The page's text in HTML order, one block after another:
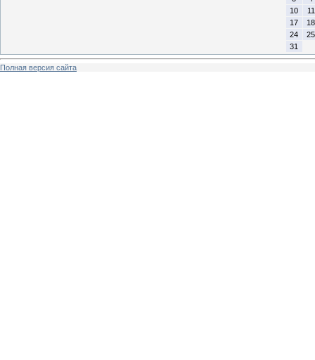
10
11
17
18
24
25
31
Полная версия сайта